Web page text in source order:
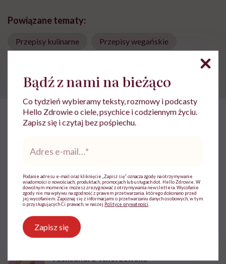
Powiązane tematy:
Przepisy kulinarne Przepisy wegańskie
HelloZdrowie: Odżywianie › Lidia Bawolska: „Gotowanie jest
Lidia Bawolska: „Gotowanie jest
Przygotowując jedzenie, chcę
poświęcić moje serce”. Autorka
Pieprzyć z fantazją o swojej
„Kuchni pełnej warzyw”
Aleksandra Tchórzewska
Bądź z nami na bieżąco
Co tydzień wybieramy teksty, rozmowy i podcasty
Hello Zdrowie o ciele, psychice i codziennym życiu.
Zapisz się i czytaj bez pośpiechu.
*
Podanie adresu e-mail oraz kliknięcie „Zapisz się” oznacza zgodę na otrzymywanie
wiadomości o nowościach, produktach, promocjach lub usługach dot. Hello Zdrowie. W
dowolnym momencie możesz zrezygnować z otrzymywania newslettera. Wycofanie
zgody nie ma wpływu na zgodność z prawem przetwarzania, którego dokonano przed
jej wycofaniem. Zapoznaj się z informacjami o przetwarzaniu danych osobowych, w tym
o przysługujących Ci prawach, w naszej Polityce prywatności
Zapisz się